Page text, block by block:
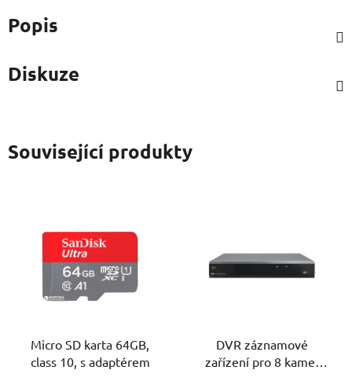
Popis
Diskuze
Související produkty
Micro SD karta 64GB,
class 10, s adaptérem
DVR záznamové
zařízení pro 8 kamer